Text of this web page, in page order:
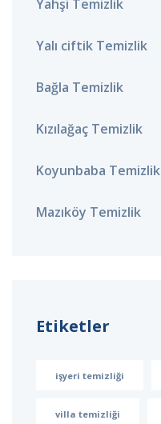
Yahşi Temizlik
Yalı ciftik Temizlik
Bağla Temizlik
Kızılağaç Temizlik
Koyunbaba Temizlik
Mazıköy Temizlik
Etiketler
işyeri temizliği
villa temizliği